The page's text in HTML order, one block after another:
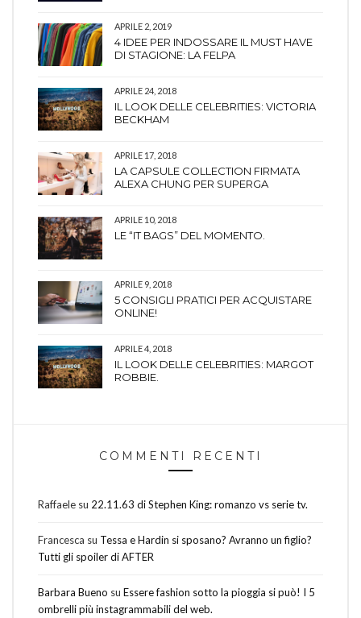
APRILE 2, 2019
4 IDEE PER INDOSSARE IL MUST HAVE
DI STAGIONE: LA FELPA
APRILE 24, 2018
IL LOOK DELLE CELEBRITIES: VICTORIA
BECKHAM
APRILE 17, 2018
LA CAPSULE COLLECTION FIRMATA
ALEXA CHUNG PER SUPERGA
APRILE 10, 2018
LE “IT BAGS” DEL MOMENTO.
APRILE 9, 2018
5 CONSIGLI PRATICI PER ACQUISTARE
ONLINE!
APRILE 4, 2018
IL LOOK DELLE CELEBRITIES: MARGOT
ROBBIE.
COMMENTI RECENTI
Raffaele su 22.11.63 di Stephen King: romanzo vs serie tv.
Francesca su Tessa e Hardin si sposano? Avranno un figlio?
Tutti gli spoiler di AFTER
Barbara Bueno su Essere fashion sotto la pioggia si può! I 5
ombrelli più instagrammabili del web.